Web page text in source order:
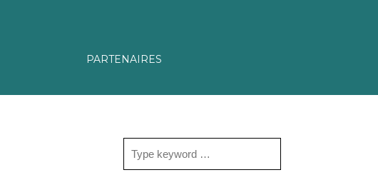
PARTENAIRES